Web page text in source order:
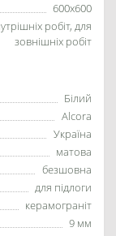
600x600
робіт, для
зовнішніх робіт
Білий
Alcora
Україна
матова
безшовна
для підлоги
керамограніт
9 мм